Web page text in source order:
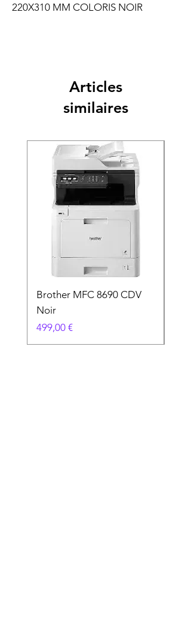
220X310 MM COLORIS NOIR
Articles
similaires
Brother MFC 8690 CDV
Noir
Prix
499,00 €